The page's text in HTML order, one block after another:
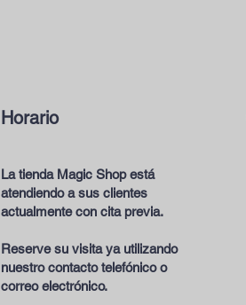
Horario
La tienda Magic Shop está
atendiendo a sus clientes
actualmente con cita previa.
Reserve su visita ya utilizando
nuestro contacto telefónico o
correo electrónico.